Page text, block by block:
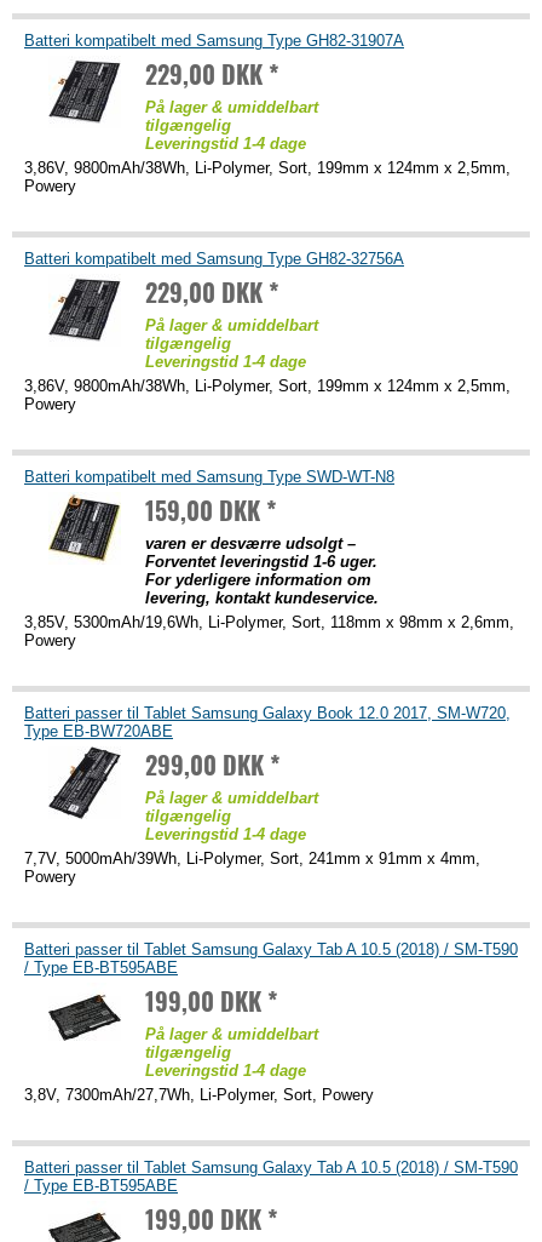
Batteri kompatibelt med Samsung Type GH82-31907A
229,00 DKK *
På lager & umiddelbart
tilgængelig
Leveringstid 1-4 dage
3,86V, 9800mAh/38Wh, Li-Polymer, Sort, 199mm x 124mm x 2,5mm,
Powery
Batteri kompatibelt med Samsung Type GH82-32756A
229,00 DKK *
På lager & umiddelbart
tilgængelig
Leveringstid 1-4 dage
3,86V, 9800mAh/38Wh, Li-Polymer, Sort, 199mm x 124mm x 2,5mm,
Powery
Batteri kompatibelt med Samsung Type SWD-WT-N8
159,00 DKK *
varen er desværre udsolgt –
Forventet leveringstid 1-6 uger.
For yderligere information om
levering, kontakt kundeservice.
3,85V, 5300mAh/19,6Wh, Li-Polymer, Sort, 118mm x 98mm x 2,6mm,
Powery
Batteri passer til Tablet Samsung Galaxy Book 12.0 2017, SM-W720,
Type EB-BW720ABE
299,00 DKK *
På lager & umiddelbart
tilgængelig
Leveringstid 1-4 dage
7,7V, 5000mAh/39Wh, Li-Polymer, Sort, 241mm x 91mm x 4mm,
Powery
Batteri passer til Tablet Samsung Galaxy Tab A 10.5 (2018) / SM-T590
/ Type EB-BT595ABE
199,00 DKK *
På lager & umiddelbart
tilgængelig
Leveringstid 1-4 dage
3,8V, 7300mAh/27,7Wh, Li-Polymer, Sort, Powery
Batteri passer til Tablet Samsung Galaxy Tab A 10.5 (2018) / SM-T590
/ Type EB-BT595ABE
199,00 DKK *